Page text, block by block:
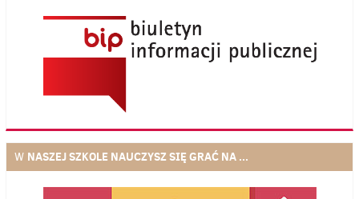
W NASZEJ SZKOLE NAUCZYSZ SIĘ GRAĆ NA ...